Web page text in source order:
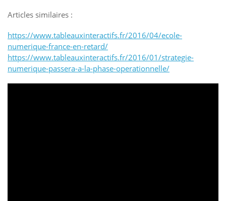
Articles similaires :
https://www.tableauxinteractifs.fr/2016/04/ecole-
numerique-france-en-retard/
https://www.tableauxinteractifs.fr/2016/01/strategie-
numerique-passera-a-la-phase-operationnelle/